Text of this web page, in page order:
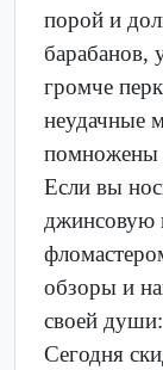
порой и
барабанов,
громче
неудачные
помножены
Если вы
джинсовую
обзоры и
своей
Сегодня